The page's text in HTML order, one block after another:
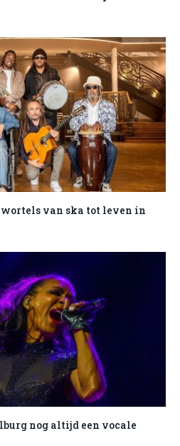
van ska tot leven in
nog altijd een vocale